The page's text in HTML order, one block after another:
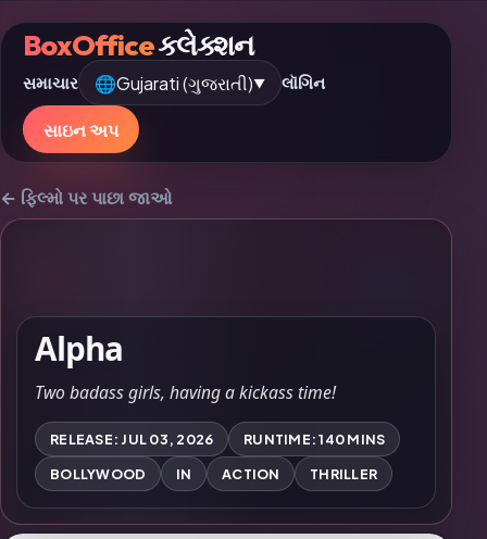
BoxOfficeકલેક્શન
સમાચાર 🌐Gujarati (ગુજરાતી)▼ લૉગિન
સાઇન અપ
← ફિલ્મો પર પાછા જાઓ
Alpha
Two badass girls, having a kickass time!
RELEASE: JUL 03, 2026 RUNTIME: 140 MINS
BOLLYWOOD IN ACTION THRILLER